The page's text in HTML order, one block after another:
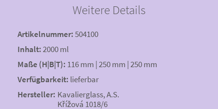
Weitere Details
Artikelnummer:504100
Inhalt:2000 ml
Maße (H|B|T): 116 mm | 250 mm | 250 mm
Verfügbarkeit: lieferbar
Hersteller: Kavalierglass, A.S.
Křížová 1018/6